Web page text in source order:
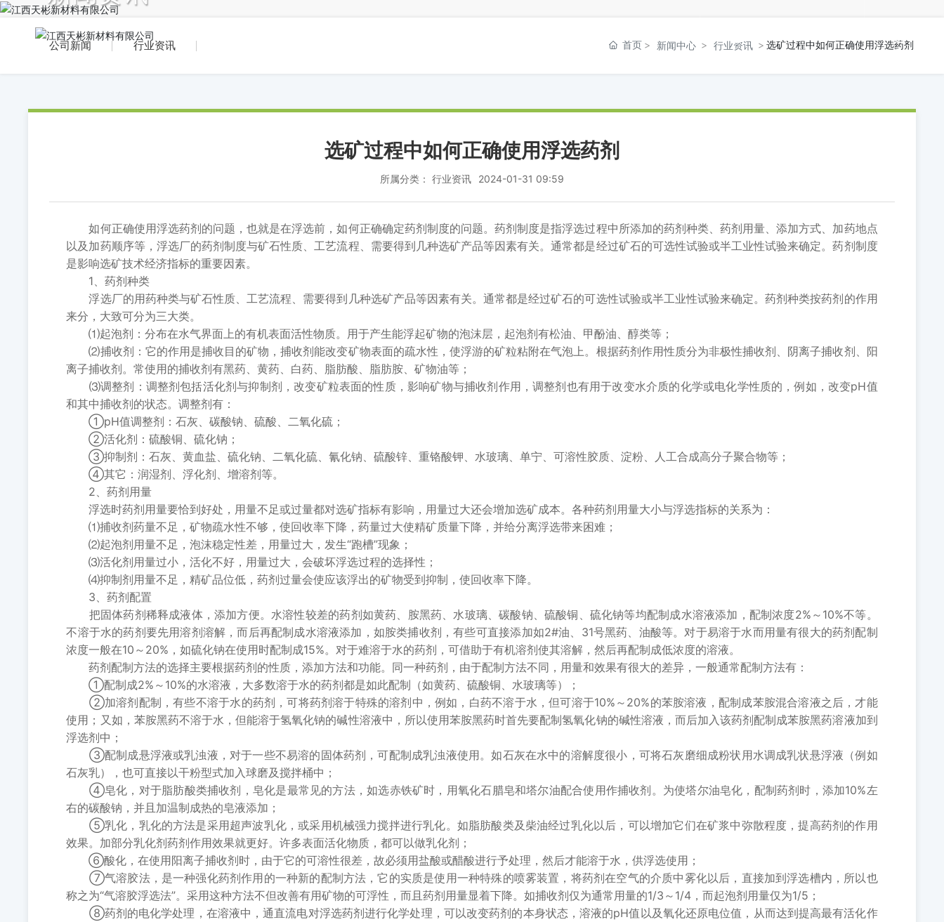
公司新闻 行业资讯 首页 新闻中心 行业资讯 选矿过程中如何正确使用浮选药剂
选矿过程中如何正确使用浮选药剂
所属分类： 行业资讯 2024-01-31 09:59
如何正确使用浮选药剂的问题，也就是在浮选前，如何正确确定药剂制度的问题。药剂制度是指浮选过程中所添加的药剂种类、药剂用量、添加方式、加药地点
以及加药顺序等，浮选厂的药剂制度与矿石性质、工艺流程、需要得到几种选矿产品等因素有关。通常都是经过矿石的可选性试验或半工业性试验来确定。药剂制度
是影响选矿技术经济指标的重要因素。
1、药剂种类
浮选厂的用药种类与矿石性质、工艺流程、需要得到几种选矿产品等因素有关。通常都是经过矿石的可选性试验或半工业性试验来确定。药剂种类按药剂的作用
来分，大致可分为三大类。
⑴起泡剂：分布在水气界面上的有机表面活性物质。用于产生能浮起矿物的泡沫层，起泡剂有松油、甲酚油、醇类等；
⑵捕收剂：它的作用是捕收目的矿物，捕收剂能改变矿物表面的疏水性，使浮游的矿粒粘附在气泡上。根据药剂作用性质分为非极性捕收剂、阴离子捕收剂、阳
离子捕收剂。常使用的捕收剂有黑药、黄药、白药、脂肪酸、脂肪胺、矿物油等；
⑶调整剂：调整剂包括活化剂与抑制剂，改变矿粒表面的性质，影响矿物与捕收剂作用，调整剂也有用于改变水介质的化学或电化学性质的，例如，改变pH值
和其中捕收剂的状态。调整剂有：
①pH值调整剂：石灰、碳酸钠、硫酸、二氧化硫；
②活化剂：硫酸铜、硫化钠；
③抑制剂：石灰、黄血盐、硫化钠、二氧化硫、氰化钠、硫酸锌、重铬酸钾、水玻璃、单宁、可溶性胶质、淀粉、人工合成高分子聚合物等；
④其它：润湿剂、浮化剂、增溶剂等。
2、药剂用量
浮选时药剂用量要恰到好处，用量不足或过量都对选矿指标有影响，用量过大还会增加选矿成本。各种药剂用量大小与浮选指标的关系为：
⑴捕收剂药量不足，矿物疏水性不够，使回收率下降，药量过大使精矿质量下降，并给分离浮选带来困难；
⑵起泡剂用量不足，泡沫稳定性差，用量过大，发生“跑槽”现象；
⑶活化剂用量过小，活化不好，用量过大，会破坏浮选过程的选择性；
⑷抑制剂用量不足，精矿品位低，药剂过量会使应该浮出的矿物受到抑制，使回收率下降。
3、药剂配置
把固体药剂稀释成液体，添加方便。水溶性较差的药剂如黄药、胺黑药、水玻璃、碳酸钠、硫酸铜、硫化钠等均配制成水溶液添加，配制浓度2%～10%不等。
不溶于水的药剂要先用溶剂溶解，而后再配制成水溶液添加，如胺类捕收剂，有些可直接添加如2#油、31号黑药、油酸等。对于易溶于水而用量有很大的药剂配制
浓度一般在10～20%，如硫化钠在使用时配制成15%。对于难溶于水的药剂，可借助于有机溶剂使其溶解，然后再配制成低浓度的溶液。
药剂配制方法的选择主要根据药剂的性质，添加方法和功能。同一种药剂，由于配制方法不同，用量和效果有很大的差异，一般通常配制方法有：
①配制成2%～10%的水溶液，大多数溶于水的药剂都是如此配制（如黄药、硫酸铜、水玻璃等）；
②加溶剂配制，有些不溶于水的药剂，可将药剂溶于特殊的溶剂中，例如，白药不溶于水，但可溶于10%～20%的苯胺溶液，配制成苯胺混合溶液之后，才能
使用；又如，苯胺黑药不溶于水，但能溶于氢氧化钠的碱性溶液中，所以使用苯胺黑药时首先要配制氢氧化钠的碱性溶液，而后加入该药剂配制成苯胺黑药溶液加到
浮选剂中；
③配制成悬浮液或乳浊液，对于一些不易溶的固体药剂，可配制成乳浊液使用。如石灰在水中的溶解度很小，可将石灰磨细成粉状用水调成乳状悬浮液（例如
石灰乳），也可直接以干粉型式加入球磨及搅拌桶中；
④皂化，对于脂肪酸类捕收剂，皂化是最常见的方法，如选赤铁矿时，用氧化石腊皂和塔尔油配合使用作捕收剂。为使塔尔油皂化，配制药剂时，添加10%左
右的碳酸钠，并且加温制成热的皂液添加；
⑤乳化，乳化的方法是采用超声波乳化，或采用机械强力搅拌进行乳化。如脂肪酸类及柴油经过乳化以后，可以增加它们在矿浆中弥散程度，提高药剂的作用
效果。加部分乳化剂药剂作用效果就更好。许多表面活化物质，都可以做乳化剂；
⑥酸化，在使用阳离子捕收剂时，由于它的可溶性很差，故必须用盐酸或醋酸进行予处理，然后才能溶于水，供浮选使用；
⑦气溶胶法，是一种强化药剂作用的一种新的配制方法，它的实质是使用一种特殊的喷雾装置，将药剂在空气的介质中雾化以后，直接加到浮选槽内，所以也
称之为“气溶胶浮选法”。采用这种方法不但改善有用矿物的可浮性，而且药剂用量显着下降。如捕收剂仅为通常用量的1/3～1/4，而起泡剂用量仅为1/5；
⑧药剂的电化学处理，在溶液中，通直流电对浮选药剂进行化学处理，可以改变药剂的本身状态，溶液的pH值以及氧化还原电位值，从而达到提高最有活化作